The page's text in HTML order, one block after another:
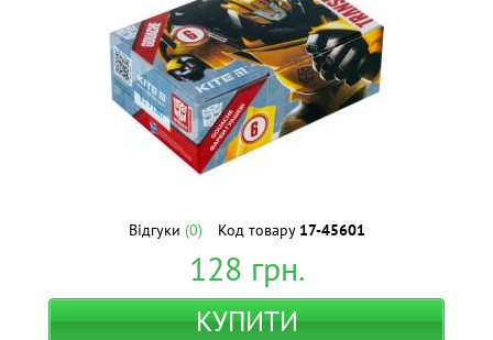
Відгуки (0) Код товару 17-45601
128 грн.
КУПИТИ